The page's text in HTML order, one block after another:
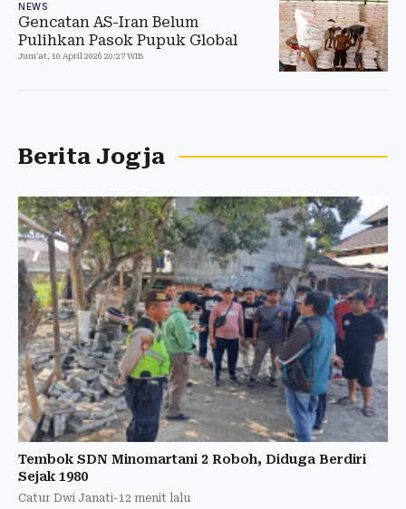
NEWS
Gencatan AS-Iran Belum
Pulihkan Pasok Pupuk Global
Jum'at, 10 April 2026 20:27 WIB
Berita Jogja
Tembok SDN Minomartani 2 Roboh, Diduga Berdiri
Sejak 1980
Catur Dwi Janati-12 menit lalu